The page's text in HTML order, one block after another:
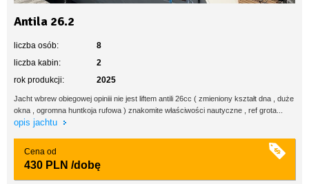
Antila 26.2
liczba osób:
8
liczba kabin:
2
rok produkcji:
2025
Jacht wbrew obiegowej opiniii nie jest liftem antili 26cc ( zmieniony kształt dna , duże
okna , ogromna huntkoja rufowa ) znakomite właściwości nautyczne , ref grota...
opis jachtu
Cena od
430 PLN /dobę